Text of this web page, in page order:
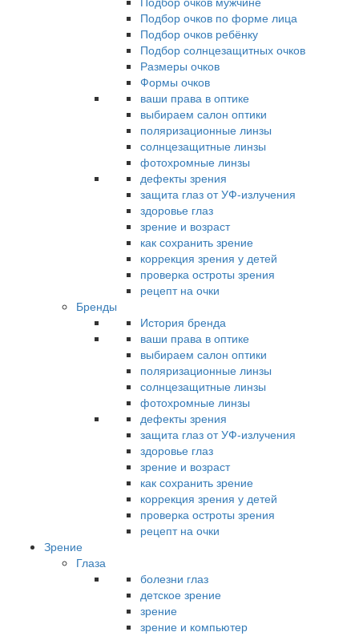
Подбор очков по форме лица
Подбор очков ребёнку
Подбор солнцезащитных очков
Размеры очков
Формы очков
ваши права в оптике
выбираем салон оптики
поляризационные линзы
солнцезащитные линзы
фотохромные линзы
дефекты зрения
защита глаз от УФ-излучения
здоровье глаз
зрение и возраст
как сохранить зрение
коррекция зрения у детей
проверка остроты зрения
рецепт на очки
Бренды
История бренда
ваши права в оптике
выбираем салон оптики
поляризационные линзы
солнцезащитные линзы
фотохромные линзы
дефекты зрения
защита глаз от УФ-излучения
здоровье глаз
зрение и возраст
как сохранить зрение
коррекция зрения у детей
проверка остроты зрения
рецепт на очки
Зрение
Глаза
болезни глаз
детское зрение
зрение
зрение и компьютер